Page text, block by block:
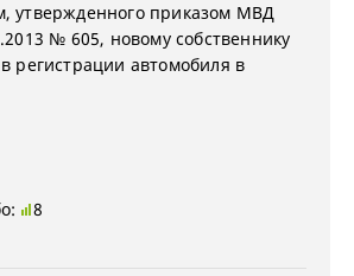
утвержденного приказом МВД
№ 605, новому собственнику
регистрации автомобиля в
8